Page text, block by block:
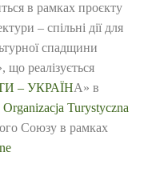
в рамках проєкту
– спільні дії для
спадщини
що реалізується
– УКРАЇНА» в
Turystyczna
Союзу в рамках